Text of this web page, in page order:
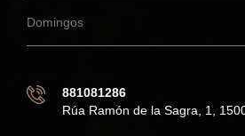
Domingos
881081286
Rúa Ramón de la Sagra, 1,